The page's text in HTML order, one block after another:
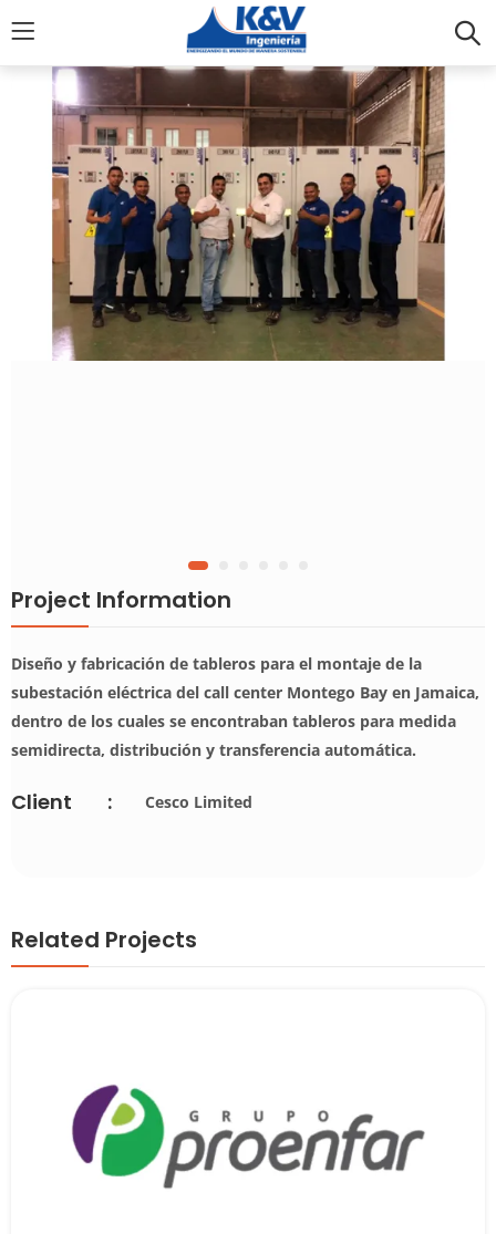
Project Information
Diseño y fabricación de tableros para el montaje de la
subestación eléctrica del call center Montego Bay en Jamaica,
dentro de los cuales se encontraban tableros para medida
semidirecta, distribución y transferencia automática.
Client : Cesco Limited
Related Projects